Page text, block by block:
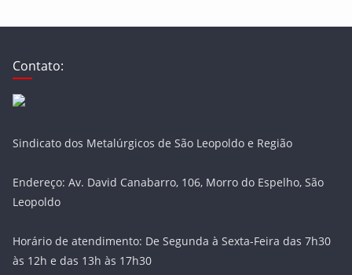
Contato:
Sindicato dos Metalúrgicos de São Leopoldo e Região
Endereço: Av. David Canabarro, 106, Morro do Espelho, São
Leopoldo
Horário de atendimento: De Segunda à Sexta-Feira das 7h30
às 12h e das 13h às 17h30